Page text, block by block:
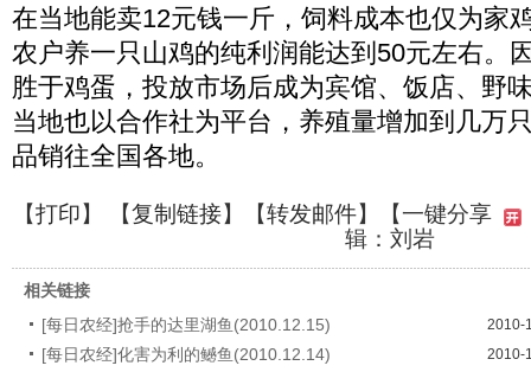
在当地能卖12元钱一斤，饲料成本也仅为家
农户养一只山鸡的纯利润能达到50元左右。
胜于鸡蛋，投放市场后成为宾馆、饭店、野
当地也以合作社为平台，养殖量增加到几万
品销往全国各地。
【打印】 【复制链接】【转发邮件】
【一键分享
辑：刘岩
相关链接
[每日农经]抢手的达里湖鱼(2010.12.15)
2010-
[每日农经]化害为利的鳡鱼(2010.12.14) 2010-